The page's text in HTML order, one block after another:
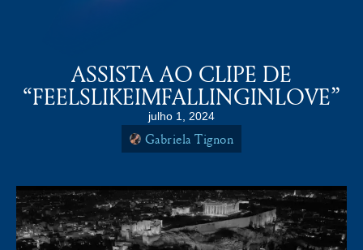
ASSISTA AO CLIPE DE
“FEELSLIKEIMFALLINGINLOVE”
julho 1, 2024
Gabriela Tignon